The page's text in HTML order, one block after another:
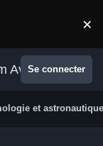
×
AvexSe connecter
et